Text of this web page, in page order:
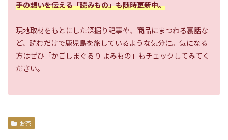
手の想いを伝える「読みもの」も随時更新中。
現地取材をもとにした深掘り記事や、商品にまつわる裏話な
ど、読むだけで鹿児島を旅しているような気分に。気になる
方はぜひ「かごしまぐるり よみもの」もチェックしてみてく
ださい。
お茶